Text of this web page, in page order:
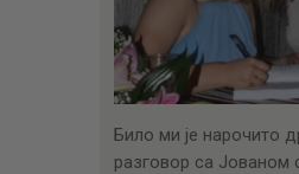
Било ми је нарочито
разговор са Јованом